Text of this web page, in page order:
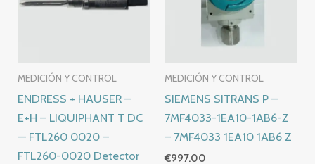
MEDICIÓN Y CONTROL
ENDRESS + HAUSER –
E+H – LIQUIPHANT T DC
— FTL260 0020 –
FTL260-0020 Detector
MEDICIÓN Y CONTROL
SIEMENS SITRANS P –
7MF4033-1EA10-1AB6-Z
– 7MF4033 1EA10 1AB6 Z
€997.00